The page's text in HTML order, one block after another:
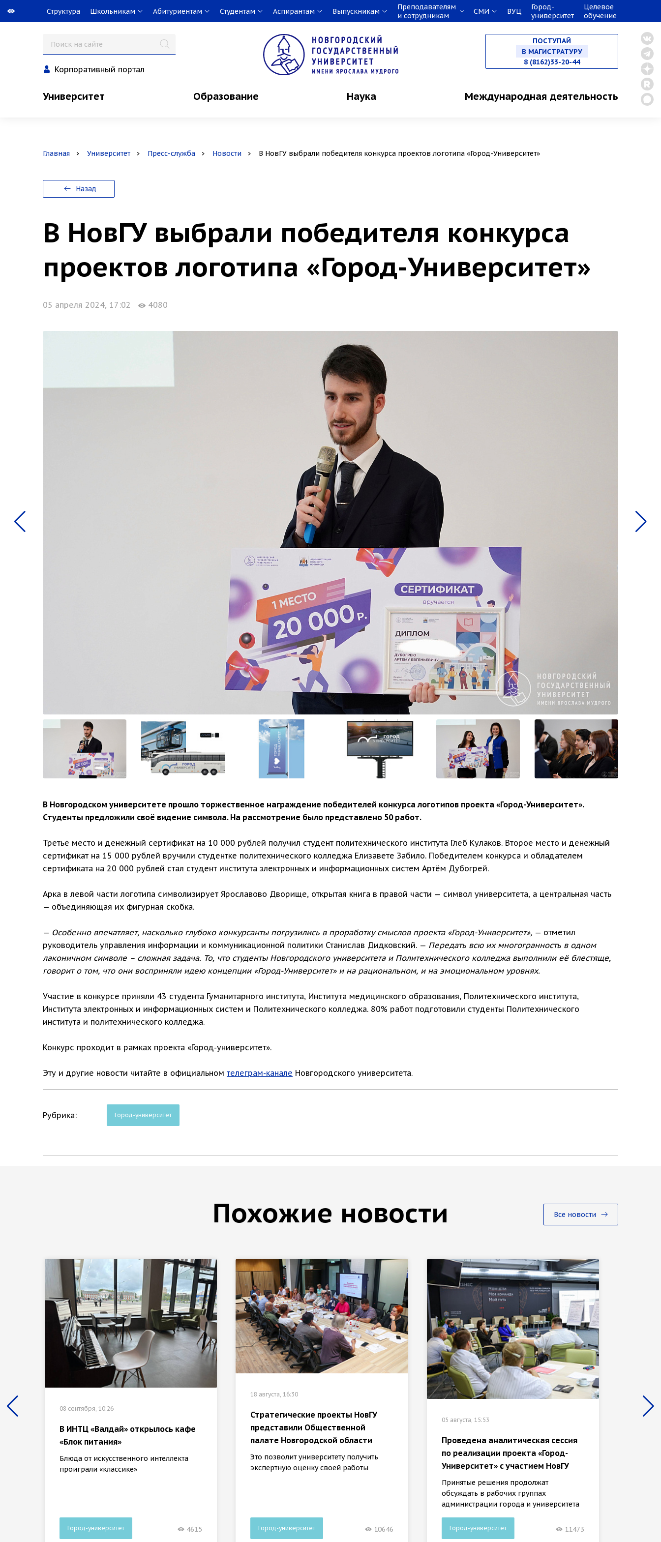
Структура Школьникам Абитуриентам Студентам Аспирантам Выпускникам
Преподавателям
и сотрудникам
СМИ ВУЦ
Город-
университет
Целевое
обучение
Корпоративный портал
ПОСТУПАЙ
НА СПЕЦИАЛИТЕТ
В МАГИСТРАТУРУ
8 (8162)33-20-44
Университет Образование Наука Международная деятельность
Главная Университет Пресс-служба Новости В НовГУ выбрали победителя конкурса проектов логотипа «Город-Университет»
Назад
В НовГУ выбрали победителя конкурса
проектов логотипа «Город-Университет»
05 апреля 2024, 17:02 4080
В Новгородском университете прошло торжественное награждение победителей конкурса логотипов проекта «Город-Университет».
Студенты предложили своё видение символа. На рассмотрение было представлено 50 работ.
Третье место и денежный сертификат на 10 000 рублей получил студент политехнического института Глеб Кулаков. Второе место и денежный
сертификат на 15 000 рублей вручили студентке политехнического колледжа Елизавете Забило. Победителем конкурса и обладателем
сертификата на 20 000 рублей стал студент института электронных и информационных систем Артём Дубогрей.
Арка в левой части логотипа символизирует Ярославово Дворище, открытая книга в правой части — символ университета, а центральная часть
— объединяющая их фигурная скобка.
— Особенно впечатляет, насколько глубоко конкурсанты погрузились в проработку смыслов проекта «Город-Университет», — отметил
руководитель управления информации и коммуникационной политики Станислав Дидковский. — Передать всю их многогранность в одном
лаконичном символе – сложная задача. То, что студенты Новгородского университета и Политехнического колледжа выполнили еë блестяще,
говорит о том, что они восприняли идею концепции «Город-Университет» и на рациональном, и на эмоциональном уровнях.
Участие в конкурсе приняли 43 студента Гуманитарного института, Института медицинского образования, Политехнического института,
Института электронных и информационных систем и Политехнического колледжа. 80% работ подготовили студенты Политехнического
института и политехнического колледжа.
Конкурс проходит в рамках проекта «Город-университет».
Эту и другие новости читайте в официальном телеграм-канале Новгородского университета.
Рубрика: Город-университет
Похожие новости Все новости
08 сентября, 10:26
В ИНТЦ «Валдай» открылось кафе
«Блок питания»
Блюда от искусственного интеллекта
проиграли «классике»
Город-университет 4615
18 августа, 16:30
Стратегические проекты НовГУ
представили Общественной
палате Новгородской области
Это позволит университету получить
экспертную оценку своей работы
Город-университет 10646
05 августа, 15:53
Проведена аналитическая сессия
по реализации проекта «Город-
Университет» с участием НовГУ
Принятые решения продолжат
обсуждать в рабочих группах
администрации города и университета
Город-университет 11473